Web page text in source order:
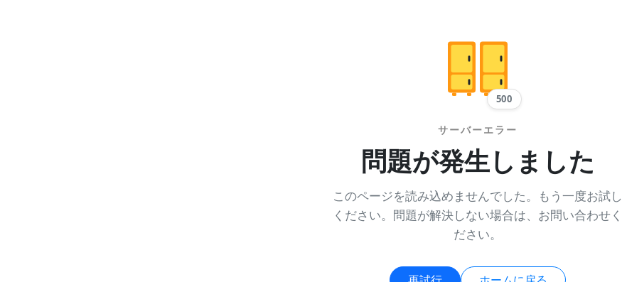
500
サーバーエラー
問題が発生しました
このページを読み込めませんでした。もう一度お試し
ください。問題が解決しない場合は、お問い合わせく
ださい。